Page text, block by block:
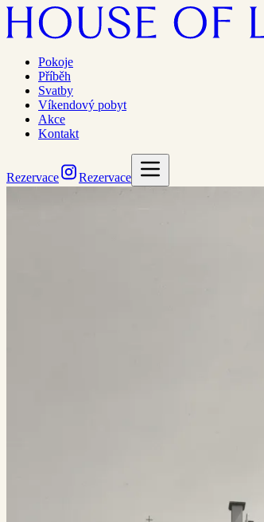
Pokoje
Příběh
Svatby
Víkendový pobyt
Akce
Kontakt
Rezervace Rezervace